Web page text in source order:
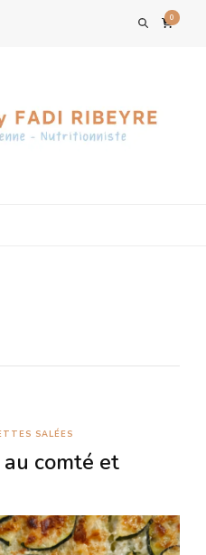
0
SALÉES
comté et